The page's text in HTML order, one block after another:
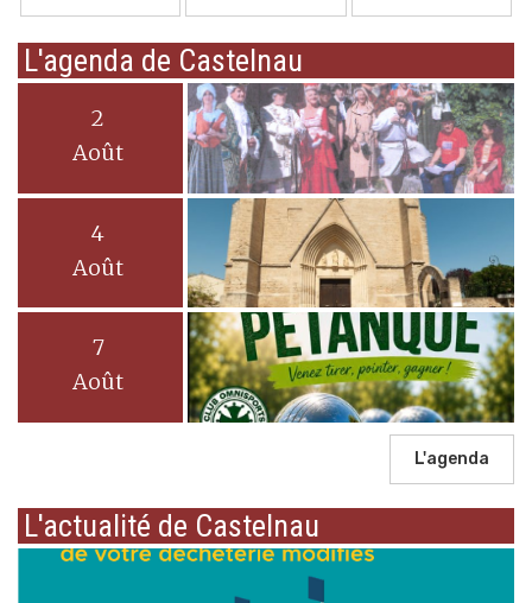
L'agenda de Castelnau
2
Août
4
Août
7
Août
L'agenda
L'actualité de Castelnau